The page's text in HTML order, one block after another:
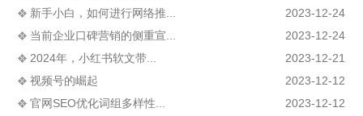
新手小白，如何进行网络推...
2023-12-24
当前企业口碑营销的侧重宣...
2023-12-24
2024年，小红书软文带...
2023-12-21
视频号的崛起
2023-12-12
官网SEO优化词组多样性...
2023-12-12